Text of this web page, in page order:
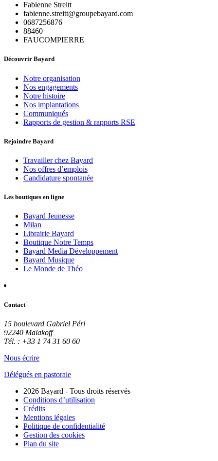
Fabienne Streitt
fabienne.streitt@groupebayard.com
0687256876
88460
FAUCOMPIERRE
Découvrir Bayard
Notre organisation
Nos engagements
Notre histoire
Nos implantations
Communiqués
Rapports de gestion & rapports RSE
Rejoindre Bayard
Travailler chez Bayard
Nos offres d’emplois
Candidature spontanée
Les boutiques en ligne
Bayard Jeunesse
Milan
Librairie Bayard
Boutique Notre Temps
Bayard Media Développement
Bayard Musique
Le Monde de Théo
Contact
15 boulevard Gabriel Péri
92240 Malakoff
Tél. : +33 1 74 31 60 60
Nous écrire
Délégués en pastorale
2026 Bayard - Tous droits réservés
Conditions d’utilisation
Crédits
Mentions légales
Politique de confidentialité
Gestion des cookies
Plan du site